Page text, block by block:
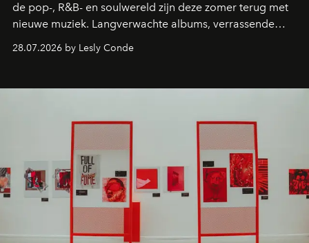
de pop-, R&B- en soulwereld zijn deze zomer terug met
nieuwe muziek. Langverwachte albums, verrassende
comebacks en veelbelovende nieuwe projecten: dit zijn
de releases die je niet mag missen.
28.07.2026 by Lesly Conde